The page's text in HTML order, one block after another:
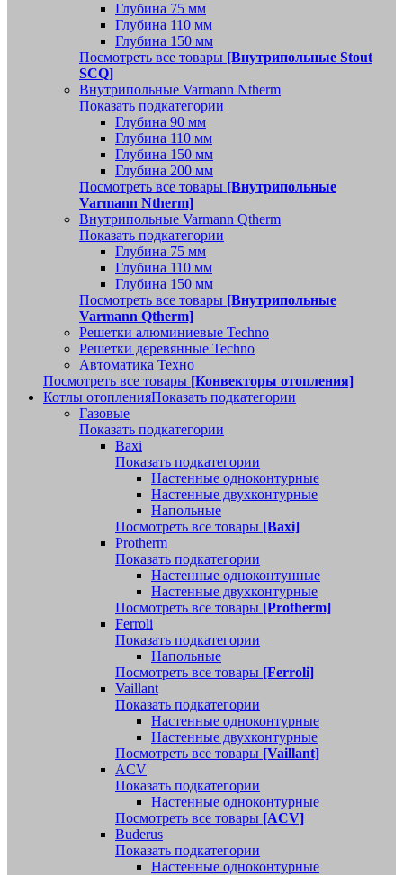
Глубина 75 мм
Глубина 110 мм
Глубина 150 мм
Посмотреть все товары [Внутрипольные Stout
SCQ]
Внутрипольные Varmann Ntherm
Показать подкатегории
Глубина 90 мм
Глубина 110 мм
Глубина 150 мм
Глубина 200 мм
Посмотреть все товары [Внутрипольные
Varmann Ntherm]
Внутрипольные Varmann Qtherm
Показать подкатегории
Глубина 75 мм
Глубина 110 мм
Глубина 150 мм
Посмотреть все товары [Внутрипольные
Varmann Qtherm]
Решетки алюминиевые Techno
Решетки деревянные Techno
Автоматика Техно
Посмотреть все товары [Конвекторы отопления]
Котлы отопленияПоказать подкатегории
Газовые
Показать подкатегории
Baxi
Показать подкатегории
Настенные одноконтурные
Настенные двухконтурные
Напольные
Посмотреть все товары [Baxi]
Protherm
Показать подкатегории
Настенные одноконтунные
Настенные двухконтурные
Посмотреть все товары [Protherm]
Ferroli
Показать подкатегории
Напольные
Посмотреть все товары [Ferroli]
Vaillant
Показать подкатегории
Настенные одноконтурные
Настенные двухконтурные
Посмотреть все товары [Vaillant]
ACV
Показать подкатегории
Настенные одноконтурные
Посмотреть все товары [ACV]
Buderus
Показать подкатегории
Настенные одноконтурные